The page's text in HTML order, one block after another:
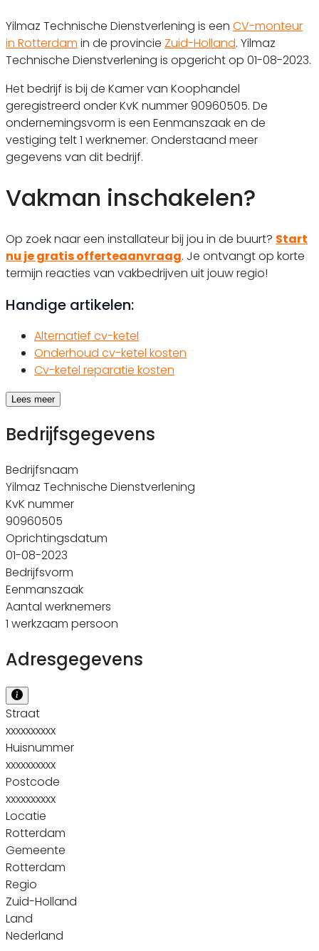
Yilmaz Technische Dienstverlening is een CV-monteur
in Rotterdam in de provincie Zuid-Holland. Yilmaz
Technische Dienstverlening is opgericht op 01-08-2023.
Het bedrijf is bij de Kamer van Koophandel
geregistreerd onder KvK nummer 90960505. De
ondernemingsvorm is een Eenmanszaak en de
vestiging telt 1 werknemer. Onderstaand meer
gegevens van dit bedrijf.
Vakman inschakelen?
Op zoek naar een installateur bij jou in de buurt? Start
nu je gratis offerteaanvraag. Je ontvangt op korte
termijn reacties van vakbedrijven uit jouw regio!
Handige artikelen:
Alternatief cv-ketel
Onderhoud cv-ketel kosten
Cv-ketel reparatie kosten
Lees meer
Bedrijfsgegevens
Bedrijfsnaam
Yilmaz Technische Dienstverlening
KvK nummer
90960505
Oprichtingsdatum
01-08-2023
Bedrijfsvorm
Eenmanszaak
Aantal werknemers
1 werkzaam persoon
Adresgegevens
Straat
xxxxxxxxxx
Huisnummer
xxxxxxxxxx
Postcode
xxxxxxxxxx
Locatie
Rotterdam
Gemeente
Rotterdam
Regio
Zuid-Holland
Land
Nederland